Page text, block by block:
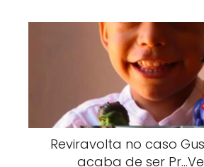
Reviravolta no caso
acaba de ser